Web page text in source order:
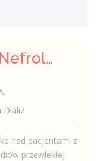
Lekarz Specjalista (Nefrolog / Internista) (K/M/N)
nad pacjentami z
przewlekłej